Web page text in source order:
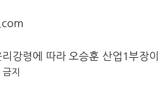
강령에 따라 오승훈 산업1부장
지